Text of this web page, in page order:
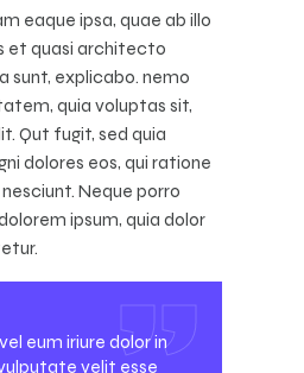
eaque ipsa, quae ab illo
et quasi architecto
explicabo. nemo
quia voluptas sit,
Qut fugit, sed quia
dolores eos, qui ratione
Neque porro
ipsum, quia dolor
eum iriure dolor in
velit esse